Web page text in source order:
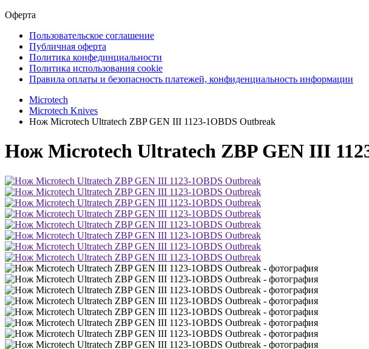
Оферта
Пользовательское соглашение
Публичная оферта
Политика конфединциальности
Политика использования cookie
Правила оплаты и безопасность платежей, конфиденциальность информации
Microtech
Microtech Knives
Нож Microtech Ultratech ZBP GEN III 1123-1OBDS Outbreak
Нож Microtech Ultratech ZBP GEN III